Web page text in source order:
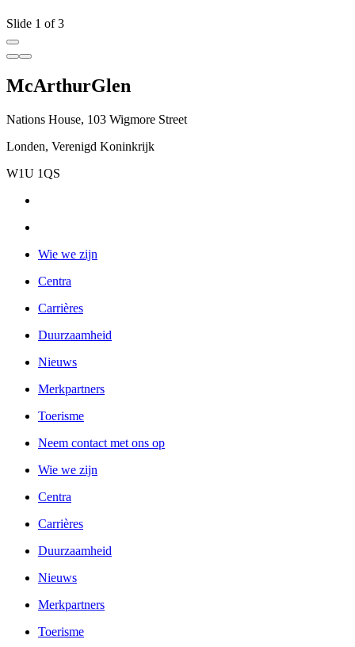
Slide 1 of 3
McArthurGlen
Nations House, 103 Wigmore Street
Londen, Verenigd Koninkrijk
W1U 1QS
Wie we zijn
Centra
Carrières
Duurzaamheid
Nieuws
Merkpartners
Toerisme
Neem contact met ons op
Wie we zijn
Centra
Carrières
Duurzaamheid
Nieuws
Merkpartners
Toerisme